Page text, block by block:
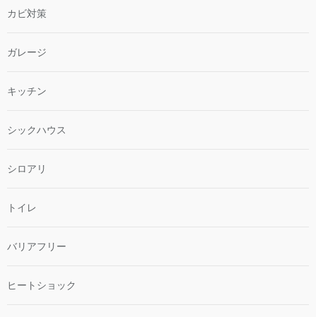
カビ対策
ガレージ
キッチン
シックハウス
シロアリ
トイレ
バリアフリー
ヒートショック